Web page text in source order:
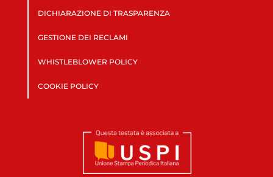
DICHIARAZIONE DI TRASPARENZA
GESTIONE DEI RECLAMI
WHISTLEBLOWER POLICY
COOKIE POLICY